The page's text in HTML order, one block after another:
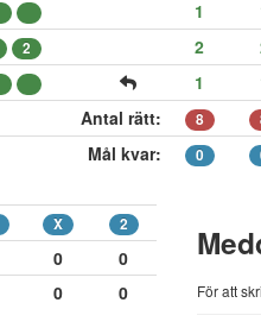
1
2 2
1
Antal rätt:
8
Mål kvar: 0
X 2
0
0
0 0 För att